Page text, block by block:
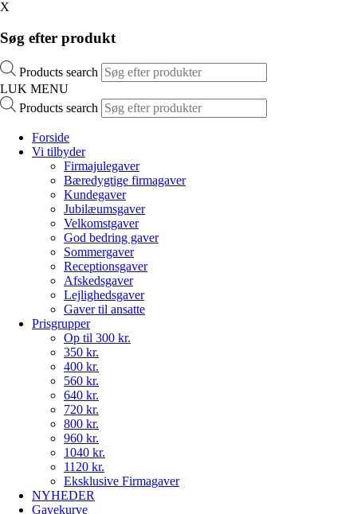
X
Søg efter produkt
Products search
LUK MENU
Products search
Forside
Vi tilbyder
Firmajulegaver
Bæredygtige firmagaver
Kundegaver
Jubilæumsgaver
Velkomstgaver
God bedring gaver
Sommergaver
Receptionsgaver
Afskedsgaver
Lejlighedsgaver
Gaver til ansatte
Prisgrupper
Op til 300 kr.
350 kr.
400 kr.
560 kr.
640 kr.
720 kr.
800 kr.
960 kr.
1040 kr.
1120 kr.
Eksklusive Firmagaver
NYHEDER
Gavekurve